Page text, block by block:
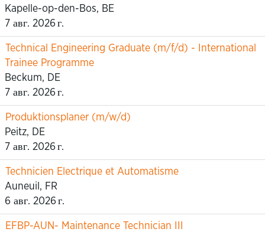
Kapelle-op-den-Bos, BE
7 авг. 2026 г.
Technical Engineering Graduate (m/f/d) - International
Trainee Programme
Beckum, DE
7 авг. 2026 г.
Produktionsplaner (m/w/d)
Peitz, DE
7 авг. 2026 г.
Technicien Electrique et Automatisme
Auneuil, FR
6 авг. 2026 г.
EFBP-AUN- Maintenance Technician III